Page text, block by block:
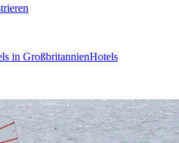
in GroßbritannienHotels